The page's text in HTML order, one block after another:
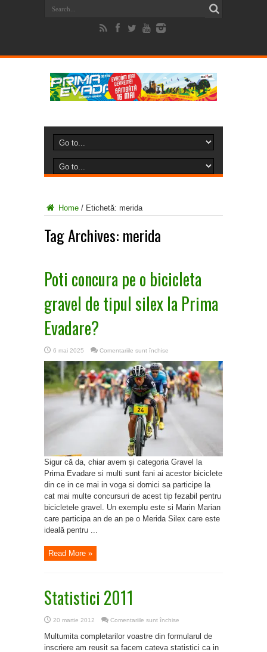
Home / Etichetă: merida
Tag Archives: merida
Poti concura pe o bicicleta
gravel de tipul silex la Prima
Evadare?
6 mai 2025 Comentariile sunt închise
concura
pe
o
bicicleta
gravel
de
tipul
Sigur că da, chiar avem și categoria Gravel la
Prima Evadare si multi sunt fani ai acestor biciclete
din ce in ce mai in voga si dornici sa participe la
cat mai multe concursuri de acest tip fezabil pentru
bicicletele gravel. Un exemplu este si Marin Marian
care participa an de an pe o Merida Silex care este
ideală pentru ...
Read More »
Statistici 2011
20 martie 2012 Comentariile sunt închise
2011
Multumita completarilor voastre din formularul de
inscriere am reusit sa facem cateva statistici ca in